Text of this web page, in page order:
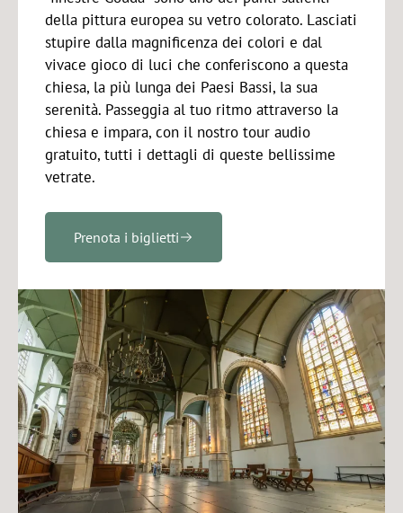
della pittura europea su vetro colorato. Lasciati
stupire dalla magnificenza dei colori e dal
vivace gioco di luci che conferiscono a questa
chiesa, la più lunga dei Paesi Bassi, la sua
serenità. Passeggia al tuo ritmo attraverso la
chiesa e impara, con il nostro tour audio
gratuito, tutti i dettagli di queste bellissime
vetrate.
Prenota i biglietti